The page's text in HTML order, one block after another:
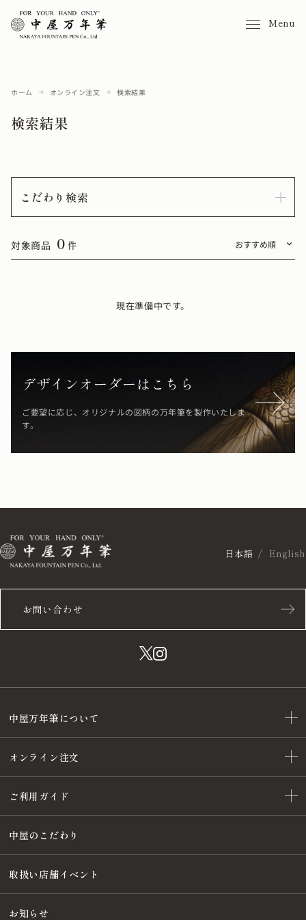
Menu
ホーム オンライン注文 検索結果
検索結果
こだわり検索
対象商品 0 件
現在準備中です。
デザインオーダーはこちら
ご要望に応じ、オリジナルの図柄の万年筆を製作いたしま
す。
お問い合わせ
日本語 English
中屋万年筆について
オンライン注文
ご利用ガイド
中屋のこだわり
取扱い店舗イベント
お知らせ